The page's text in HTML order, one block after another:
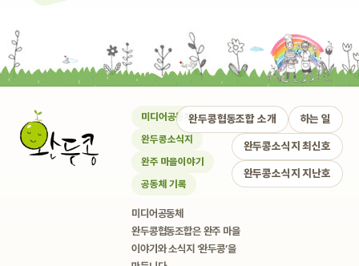
미디어공동체
완두콩소식지
완주 마을이야기
공동체 기록
미디어공동체
완두콩협동조합은 완주 마을
이야기와 소식지 ‘완두콩’을
완두콩협동조합 소개 하는 일
완두콩소식지 최신호
완두콩소식지 지난호